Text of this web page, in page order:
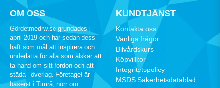
OM OSS
Gördetmedrw.se grundades i
april 2019 och har sedan dess
haft som mål att inspirera och
underlätta för alla som älskar att
ta hand om sitt fordon och att
städa i överlag. Företaget är
baserat i Timrå, norr om
KUNDTJÄNST
Kontakta oss
Vanliga frågor
Bilvårdskurs
Köpvillkor
Integritetspolicy
MSDS Säkerhetsdatablad